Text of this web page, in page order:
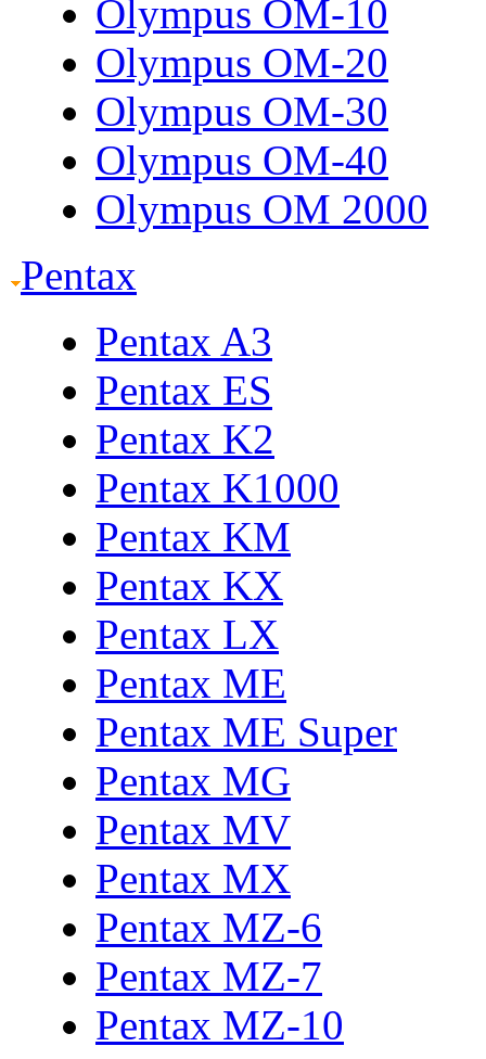
Olympus OM-10
Olympus OM-20
Olympus OM-30
Olympus OM-40
Olympus OM 2000
Pentax
Pentax A3
Pentax ES
Pentax K2
Pentax K1000
Pentax KM
Pentax KX
Pentax LX
Pentax ME
Pentax ME Super
Pentax MG
Pentax MV
Pentax MX
Pentax MZ-6
Pentax MZ-7
Pentax MZ-10